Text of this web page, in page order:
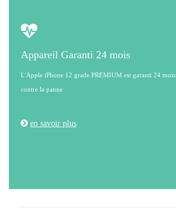
Appareil Garanti 24 mois
L'Apple iPhone 12 grade PREMIUM est garanti 24 mois
contre la panne
en savoir plus